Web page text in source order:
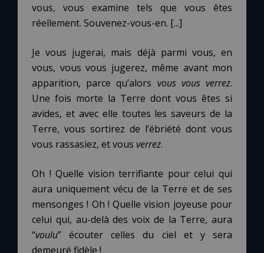
vous, vous examine tels que vous êtes
réellement. Souvenez-vous-en. [...]
Je vous jugerai, mais déjà parmi vous, en
vous, vous vous jugerez, même avant mon
apparition, parce qu’alors vous vous verrez.
Une fois morte la Terre dont vous êtes si
avides, et avec elle toutes les saveurs de la
Terre, vous sortirez de l’ébriété dont vous
vous rassasiez, et vous verrez.
Oh ! Quelle vision terrifiante pour celui qui
aura uniquement vécu de la Terre et de ses
mensonges ! Oh ! Quelle vision joyeuse pour
celui qui, au-delà des voix de la Terre, aura
“voulu” écouter celles du ciel et y sera
demeuré fidèle !